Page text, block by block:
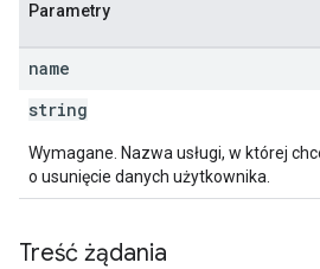
Parametry
name
string
Wymagane. Nazwa usługi, w której
o usunięcie danych użytkownika.
Treść żądania